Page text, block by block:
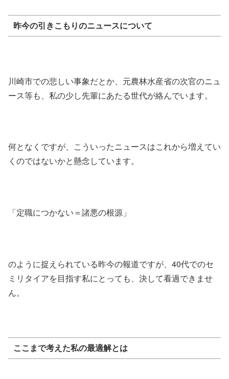
昨今の引きこもりのニュースについて
川崎市での悲しい事象だとか、元農林水産省の次官のニュ
ース等も、私の少し先輩にあたる世代が絡んでいます。
何となくですが、こういったニュースはこれから増えてい
くのではないかと懸念しています。
「定職につかない＝諸悪の根源」
のように捉えられている昨今の報道ですが、40代でのセ
ミリタイアを目指す私にとっても、決して看過できませ
ん。
ここまで考えた私の最適解とは